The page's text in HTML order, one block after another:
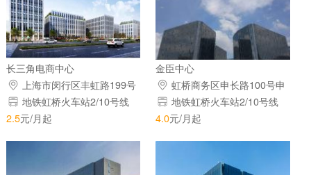
长三角电商中心
上海市闵行区丰虹路199号
地铁虹桥火车站2/10号线
2.5元/月起
金臣中心
虹桥商务区申长路100号申
长路甬虹路交叉口
地铁虹桥火车站2/10号线
4.0元/月起